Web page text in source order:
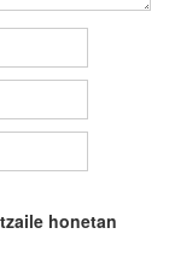
honetan